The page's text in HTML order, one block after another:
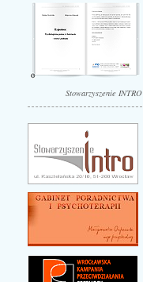
Stowarzyszenie INTRO